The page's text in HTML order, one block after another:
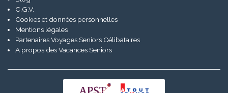
C.G.V.
Cookies et données personnelles
Mentions légales
Partenaires Voyages Seniors Célibataires
A propos des Vacances Seniors